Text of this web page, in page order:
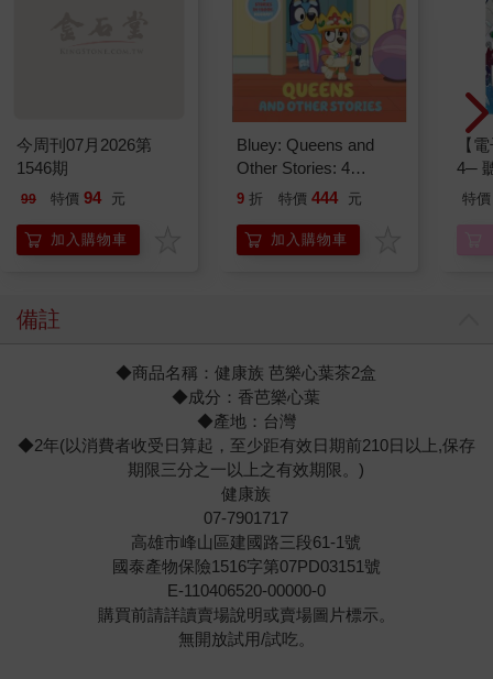
今周刊07月2026第
1546期
99 特價 94 元
加入購物車
Bluey: Queens and
Other Stories: 4
Stories in 1 Book.
9 折 特價 444 元
加入購物車
【
4─
期
特價
備註
◆商品名稱：健康族 芭樂心葉茶2盒
◆成分：香芭樂心葉
◆產地：台灣
◆2年(以消費者收受日算起，至少距有效日期前210日以上,保存
期限三分之一以上之有效期限。)
健康族
07-7901717
高雄市峰山區建國路三段61-1號
國泰產物保險1516字第07PD03151號
E-110406520-00000-0
購買前請詳讀賣場說明或賣場圖片標示。
無開放試用/試吃。